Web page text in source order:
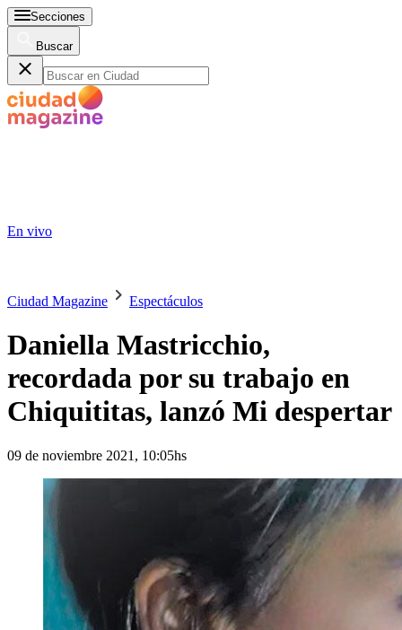
Secciones
Buscar
En vivo
Ciudad Magazine Espectáculos
Daniella Mastricchio,
recordada por su trabajo en
Chiquititas, lanzó Mi despertar
09 de noviembre 2021, 10:05hs